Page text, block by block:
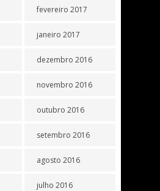
fevereiro 2017
janeiro 2017
dezembro 2016
novembro 2016
outubro 2016
setembro 2016
agosto 2016
julho 2016